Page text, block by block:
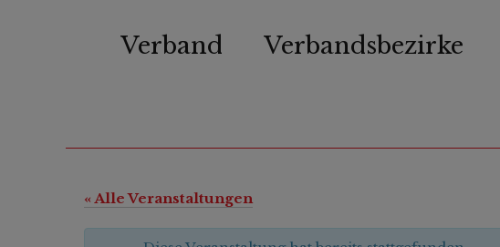
Verband Verbandsbezirke
« Alle Veranstaltungen